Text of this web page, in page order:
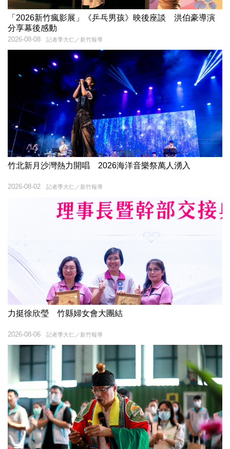
「2026新竹瘋影展」《乒乓男孩》映後座談 洪伯豪導演
分享幕後感動
記者季大仁／新竹報導
2026-08-08
竹北新月沙灣熱力開唱 2026海洋音樂祭萬人湧入
記者季大仁／新竹報導
2026-08-02
力挺徐欣瑩 竹縣婦女會大團結
記者季大仁／新竹報導
2026-08-06